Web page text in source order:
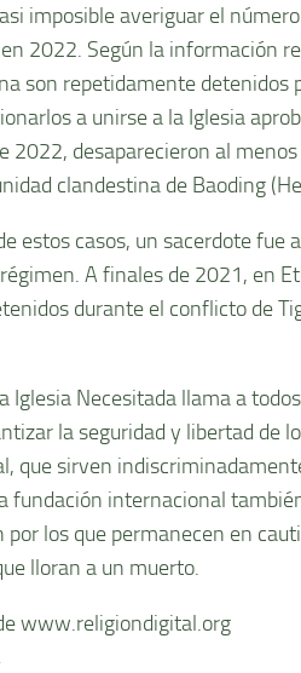
imposible averiguar el
2022. Según la información
son repetidamente detenidos
a unirse a la Iglesia
2022, desaparecieron al
clandestina de Baoding
estos casos, un sacerdote
A finales de 2021, en
durante el conflicto de
Iglesia Necesitada llama a
la seguridad y libertad de
que sirven
fundación internacional
por los que permanecen en
lloran a un muerto.
www.religiondigital.org